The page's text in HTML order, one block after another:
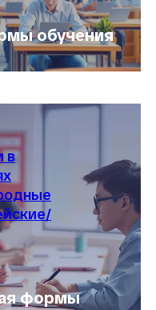
обучения
в
формы